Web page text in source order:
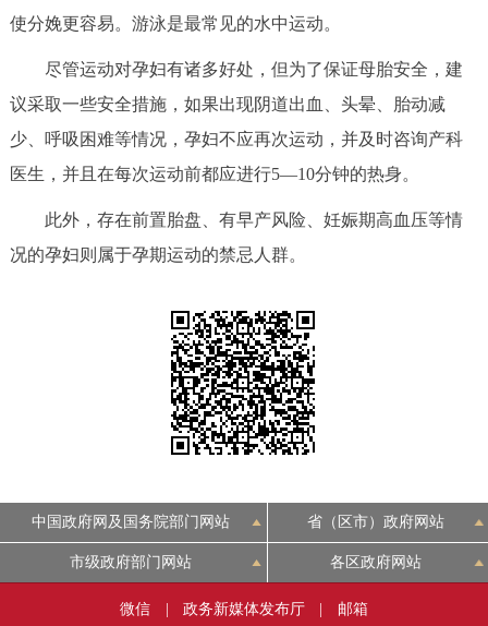
12345网上接诉即办 我要咨询
参与调查 在线访谈 图说互动
走进北京
绿色北京 图说北京
한국어
FRANÇAIS
ESPAÑOL العربية PORTUGUÊS
ITALIANO
使分娩更容易。游泳是最常见的水中运动。
尽管运动对孕妇有诸多好处，但为了保证母胎安全，建
议采取一些安全措施，如果出现阴道出血、头晕、胎动减
少、呼吸困难等情况，孕妇不应再次运动，并及时咨询产科
医生，并且在每次运动前都应进行5—10分钟的热身。
此外，存在前置胎盘、有早产风险、妊娠期高血压等情
况的孕妇则属于孕期运动的禁忌人群。
中国政府网及国务院部门网站 省（区市）政府网站
市级政府部门网站 各区政府网站
微信 政务新媒体发布厅 邮箱